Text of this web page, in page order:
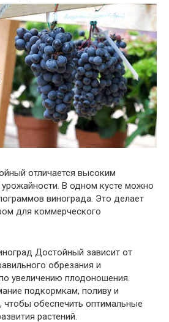
отличается высоким
В одном кусте можно
винограда. Это делает
для коммерческого
Достойный зависит от
обрезания и
увеличению плодоношения.
подкормкам, поливу и
чтобы обеспечить оптимальные
растений.